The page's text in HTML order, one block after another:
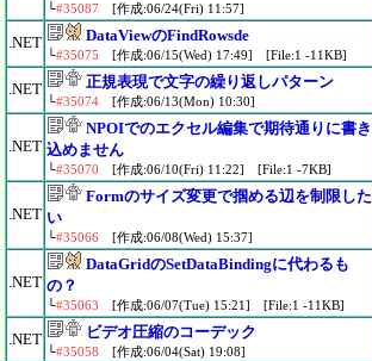
└#35087 [作成:06/24(Fri) 11:57]
.NET DataViewのFindRowsde
└#35075 [作成:06/15(Wed) 17:49] [File:1 -11KB]
.NET 正規表現で文字の繰り返しパターン
└#35074 [作成:06/13(Mon) 10:30]
.NET
NPOIでのエクセル編集で期待通りに書き
込めません
└#35070 [作成:06/10(Fri) 11:22] [File:1 -7KB]
.NET
Formのサイズ変更で掴める辺を制限した
い
└#35066 [作成:06/08(Wed) 15:37]
.NET
DataGridのSetDataBindingに代わるも
の？
└#35063 [作成:06/07(Tue) 15:21] [File:1 -11KB]
.NET ビデオ圧縮のコーデック
└#35058 [作成:06/04(Sat) 19:08]